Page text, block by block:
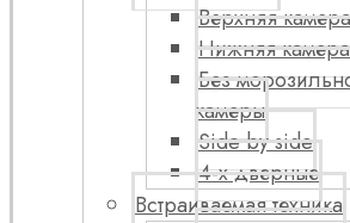
Верхняя камера
Нижняя камера
Без
камеры
Side by side
4-х дверные
Встраиваемая техника